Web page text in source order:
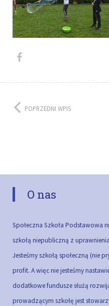
POPRZEDNI WPIS
O nas
Społeczna Szkoła Podstawowa
szkołą niepubliczną z
Jesteśmy szkołą społeczną (nie
profit. A więc nie jesteśmy
dodatkowe fundusze służą
prowadzącym szkołę jest